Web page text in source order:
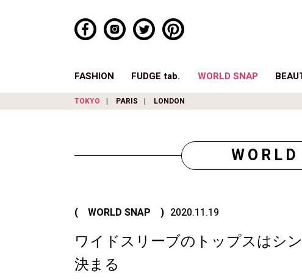
FASHION FUDGE tab. WORLD SNAP
TOKYO PARIS LONDON
( WORLD SNAP ) 2020.11.19
ワイドスリーブのトップスはシ
決まる